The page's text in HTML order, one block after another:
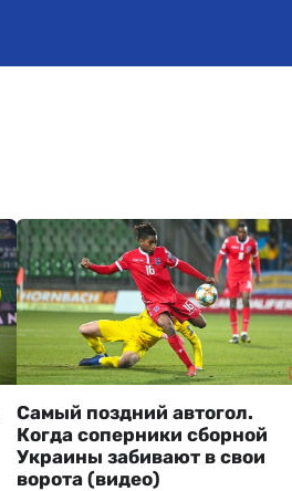
Самый поздний автогол.
Когда соперники сборной
Украины забивают в свои
ворота (видео)